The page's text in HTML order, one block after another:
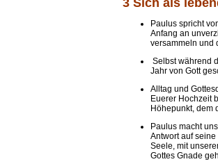
3 Sich als
Paulus spricht
Anfang an
versammeln und
Selbst während
Jahr von Gott
Alltag und
Euerer Hochzeit
Höhepunkt, dem
Paulus macht
Antwort auf
Seele, mit
Gottes Gnade